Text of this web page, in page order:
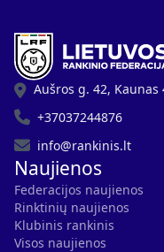
Aušros g. 42, Kaunas
+37037244876
info@rankinis.lt
Naujienos
Federacijos naujienos
Rinktinių naujienos
Klubinis rankinis
Visos naujienos